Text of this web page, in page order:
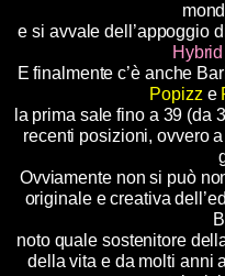
e si avvale dell’appoggio
Hybrid
E finalmente c’è anche
Popizz e
la prima sale fino a 39 (da
recenti posizioni, ovvero
Ovviamente non si può
originale e creativa
noto quale sostenitore
della vita e da molti anni